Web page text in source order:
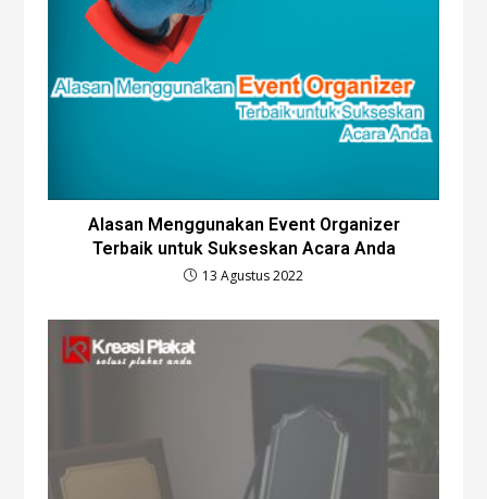
Alasan Menggunakan Event Organizer
Terbaik untuk Sukseskan Acara Anda
13 Agustus 2022